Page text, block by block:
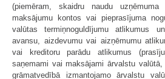
(piemēram, skaidru naudu
maksājumu kontos vai pieprasījuma
valūtas termiņnoguldījumu atlikumus
avansu, aizdevumu vai aizņēmumu
vai kreditoru parādu atlikumus
saņemami vai maksājami ārvalstu valūtā,
grāmatvedībā izmantojamo ārvalstu